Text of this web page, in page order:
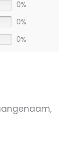
0%
0%
0%